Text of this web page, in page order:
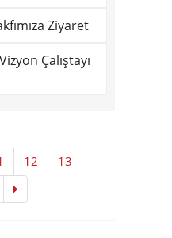
Ziyaret
Çalıştayı
12
13